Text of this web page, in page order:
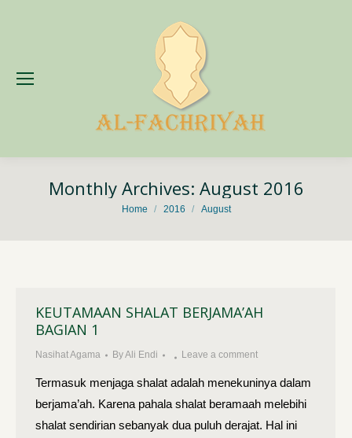
Monthly Archives: August 2016
You are here:
Home 2016 August
KEUTAMAAN SHALAT BERJAMA’AH
BAGIAN 1
Nasihat Agama ByAli Endi Leave a comment
Termasuk menjaga shalat adalah menekuninya dalam
berjama’ah. Karena pahala shalat beramaah melebihi
shalat sendirian sebanyak dua puluh derajat. Hal ini